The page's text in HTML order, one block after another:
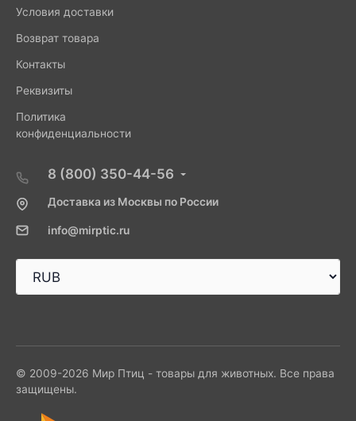
Условия доставки
Возврат товара
Контакты
Реквизиты
Политика
конфиденциальности
8 (800) 350-44-56
Доставка из Москвы по России
info@mirptic.ru
© 2009-2026 Мир Птиц - товары для животных. Все права
защищены.